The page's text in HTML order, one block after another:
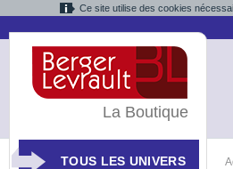
Ce site utilise des cookies
La Boutique
TOUS LES UNIVERS